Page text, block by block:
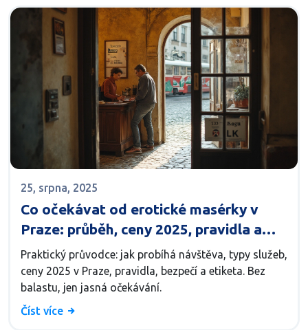
25, srpna, 2025
Co očekávat od erotické masérky v
Praze: průběh, ceny 2025, pravidla a
etiketa
Praktický průvodce: jak probíhá návštěva, typy služeb,
ceny 2025 v Praze, pravidla, bezpečí a etiketa. Bez
balastu, jen jasná očekávání.
Číst více